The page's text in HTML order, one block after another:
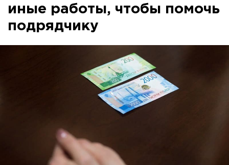
иные работы, чтобы помочь
подрядчику